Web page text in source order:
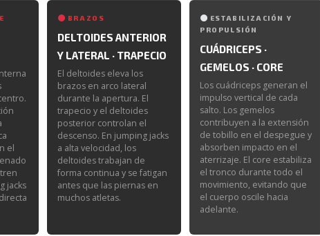
el
jacks
BRAZOS
DELTOIDES ANTERIOR
Y LATERAL · TRAPECIO
El deltoides eleva los
brazos en arco lateral
durante la apertura. El
trapecio y el deltoides
posterior controlan el
descenso. En jumping jacks
a alta velocidad, los
deltoides trabajan de
forma continua y se fatigan
antes que las piernas en
muchos atletas.
ESTABILIZACIÓN Y
PROPULSIÓN
CUÁDRICEPS ·
GEMELOS · CORE
Los cuádriceps generan el
impulso vertical de cada
salto. Los gemelos
contribuyen a la extensión
de tobillo en el despegue y
absorben impacto en el
aterrizaje. El core estabiliza
el tronco durante todo el
movimiento, evitando que
el cuerpo oscile hacia
adelante.